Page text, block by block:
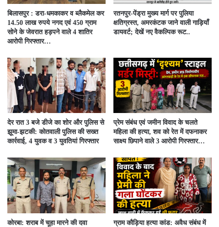
बिलासपुर : डरा-धमकाकर व ब्लैकमेल कर
14.50 लाख रुपये नगद एवं 450 ग्राम
सोने के जेवरात हड़पने वाले 4 शातिर
आरोपी गिरफ्तार…
रतनपुर-पेंड्रा मुख्य मार्ग पर पुलिया
क्षतिग्रस्त, अमरकंटक जाने वाली गाड़ियाँ
डायवर्ट; देखें नए वैकल्पिक रूट..
देर रात 3 बजे डीजे का शोर और पुलिस से
झूमा-झटकी: कोतवाली पुलिस की सख्त
कार्रवाई, 4 युवक व 3 युवतियां गिरफ्तार
प्रेम संबंध एवं जमीन विवाद के चलते
महिला की हत्या, शव को रेत में दफनाकर
साक्ष्य छिपाने वाले 3 आरोपी गिरफ्तार…
कोरबा: शराब में चूहा मारने की दवा
ग्राम कौड़िया हत्या कांड: अवैध संबंध में